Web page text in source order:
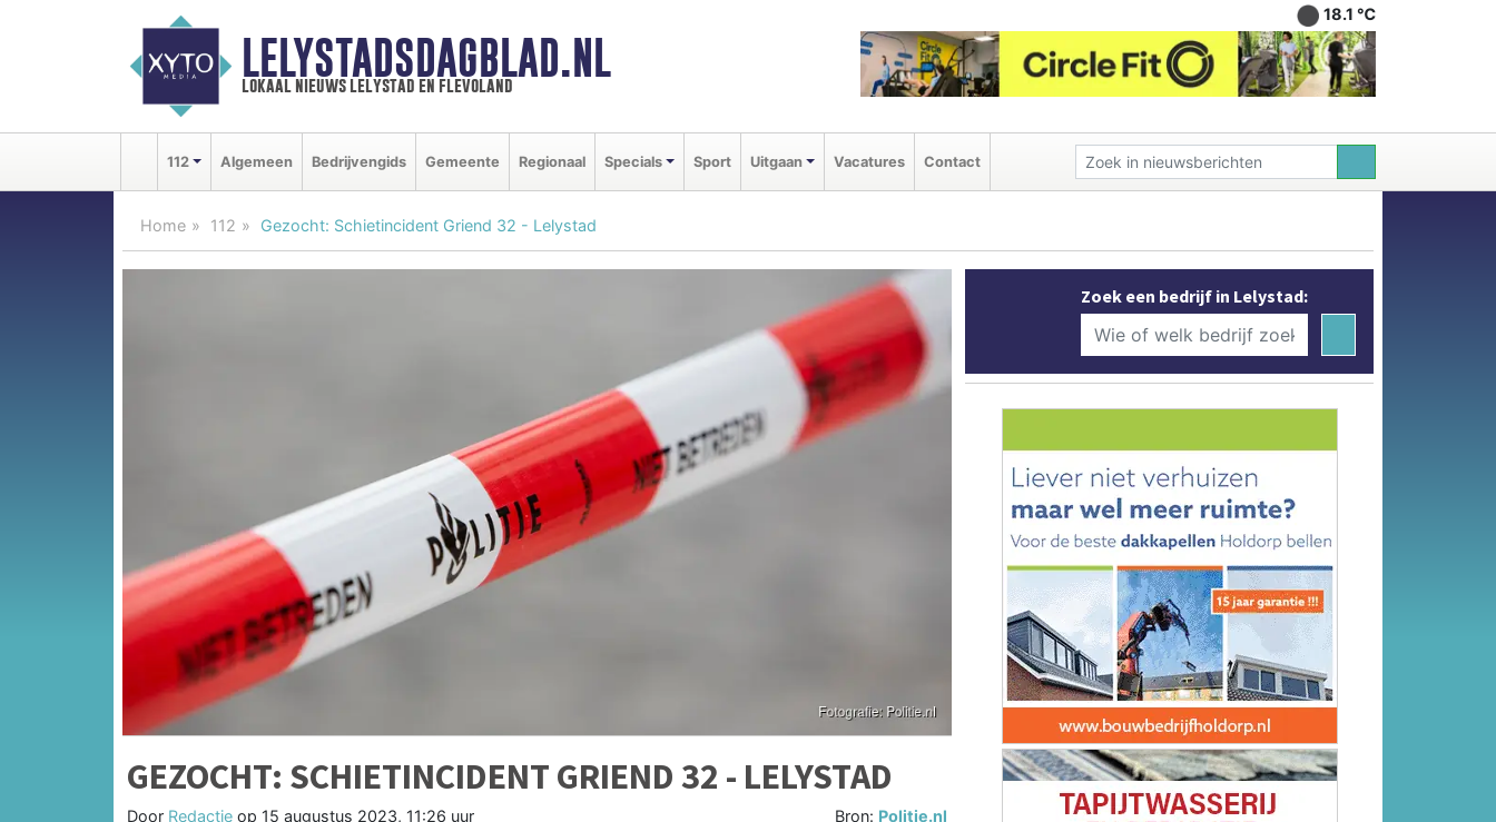
LELYSTADSDAGBLAD.NL
lokaal nieuws lelystad en flevoland
18.1 ℃
112 Algemeen Bedrijvengids Gemeente Regionaal Specials Sport Uitgaan Vacatures Contact
Home 112 Gezocht: Schietincident Griend 32 - Lelystad
GEZOCHT: SCHIETINCIDENT GRIEND 32 - LELYSTAD
Door Redactie op 15 augustus 2023, 11:26 uur Bron: Politie.nl
Zoek een bedrijf in Lelystad: